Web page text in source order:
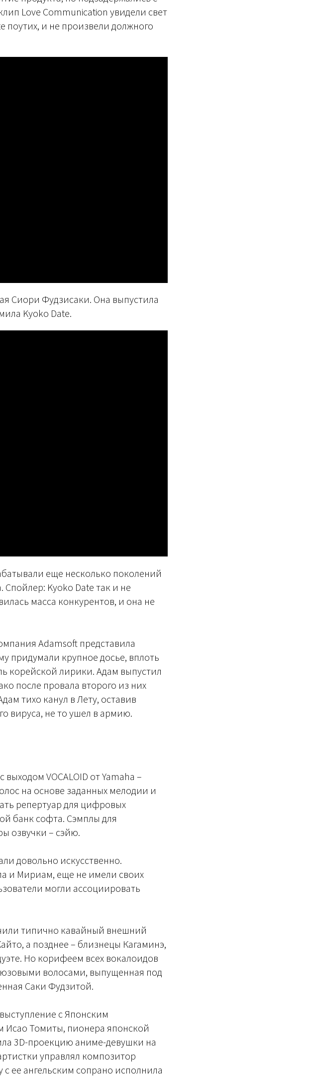
Love Communication увидели свет
поутих, и не произвели должного
Сиори Фудзисаки. Она выпустила
Kyoko Date.
еще несколько поколений
Спойлер: Kyoko Date так и не
масса конкурентов, и она не
Adamsoft представила
придумали крупное досье, вплоть
корейской лирики. Адам выпустил
после провала второго из них
тихо канул в Лету, оставив
вируса, не то ушел в армию.
VOCALOID от Yamaha –
на основе заданных мелодии и
репертуар для цифровых
банк софта. Сэмплы для
озвучки – сэйю.
довольно искусственно.
и Мириам, еще не имели своих
могли ассоциировать
типично кавайный внешний
а позднее – близнецы Кагаминэ,
Но корифеем всех вокалоидов
волосами, выпущенная под
Саки Фудзитой.
с Японским
Исао Томиты, пионера японской
3D-проекцию аниме-девушки на
управлял композитор
ее ангельским сопрано исполнила